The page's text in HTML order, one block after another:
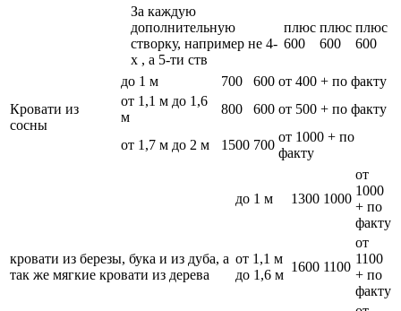
За каждую
дополнительную
створку, например не 4-
х , а 5-ти ств
плюс
600
плюс
600
плюс
600
Кровати из
сосны
до 1 м 700 600 от 400 + по факту
от 1,1 м до 1,6
м
800 600 от 500 + по факту
от 1,7 м до 2 м 1500 700
от 1000 + по
факту
кровати из березы, бука и из дуба, а
так же мягкие кровати из дерева
до 1 м 1300 1000
от
1000
+ по
факту
от 1,1 м
до 1,6 м
1600 1100
от
1100
+ по
факту